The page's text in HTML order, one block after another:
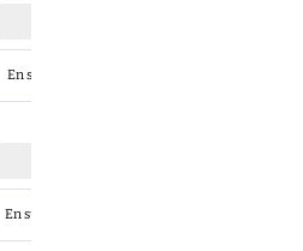
En stock 355
En stock 308